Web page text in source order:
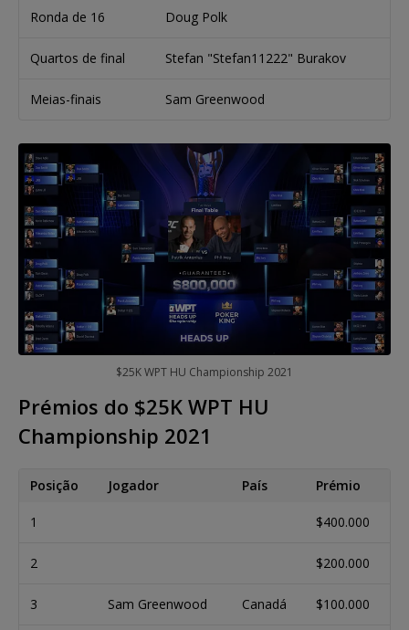
Ronda de 16 Doug Polk
Quartos de final Stefan "Stefan11222" Burakov
Meias-finais Sam Greenwood
$25K WPT HU Championship 2021
Prémios do $25K WPT HU
Championship 2021
Posição Jogador País Prémio
1 $400.000
2 $200.000
3 Sam Greenwood Canadá $100.000